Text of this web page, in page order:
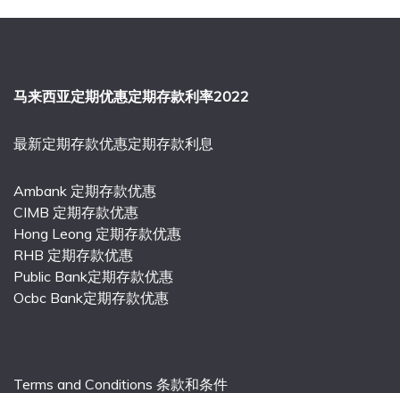
马来西亚定期优惠定期存款利率2022
最新定期存款优惠定期存款利息
Ambank 定期存款优惠
CIMB 定期存款优惠
Hong Leong 定期存款优惠
RHB 定期存款优惠
Public Bank定期存款优惠
Ocbc Bank定期存款优惠
Terms and Conditions 条款和条件